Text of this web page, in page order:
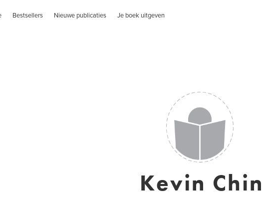
Bestsellers Nieuwe publicaties Je boek uitgeven
Kevin Chin